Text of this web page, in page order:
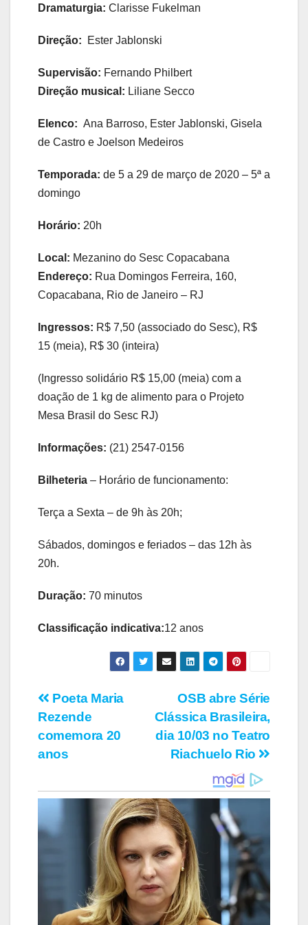
Dramaturgia: Clarisse Fukelman
Direção: Ester Jablonski
Supervisão: Fernando Philbert
Direção musical: Liliane Secco
Elenco: Ana Barroso, Ester Jablonski, Gisela
de Castro e Joelson Medeiros
Temporada: de 5 a 29 de março de 2020 – 5ª a
domingo
Horário: 20h
Local: Mezanino do Sesc Copacabana
Endereço: Rua Domingos Ferreira, 160,
Copacabana, Rio de Janeiro – RJ
Ingressos: R$ 7,50 (associado do Sesc), R$
15 (meia), R$ 30 (inteira)
(Ingresso solidário R$ 15,00 (meia) com a
doação de 1 kg de alimento para o Projeto
Mesa Brasil do Sesc RJ)
Informações: (21) 2547-0156
Bilheteria – Horário de funcionamento:
Terça a Sexta – de 9h às 20h;
Sábados, domingos e feriados – das 12h às
20h.
Duração: 70 minutos
Classificação indicativa:12 anos
Navegação
de
Post
OSB abre Série
Clássica Brasileira,
dia 10/03 no Teatro
Riachuelo Rio
Poeta Maria
Rezende
comemora 20
anos